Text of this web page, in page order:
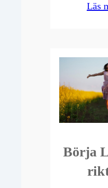
Läs
Börja